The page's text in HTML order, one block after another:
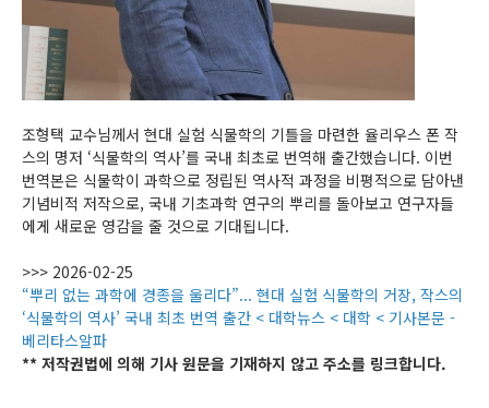
조형택 교수님께서 현대 실험 식물학의 기틀을 마련한 율리우스 폰 작
스의 명저 ‘식물학의 역사’를 국내 최초로 번역해 출간했습니다. 이번
번역본은 식물학이 과학으로 정립된 역사적 과정을 비평적으로 담아낸
기념비적 저작으로, 국내 기초과학 연구의 뿌리를 돌아보고 연구자들
에게 새로운 영감을 줄 것으로 기대됩니다.
>>> 2026-02-25
“뿌리 없는 과학에 경종을 울리다”... 현대 실험 식물학의 거장, 작스의
‘식물학의 역사’ 국내 최초 번역 출간 < 대학뉴스 < 대학 < 기사본문 -
베리타스알파
** 저작권법에 의해 기사 원문을 기재하지 않고 주소를 링크합니다.